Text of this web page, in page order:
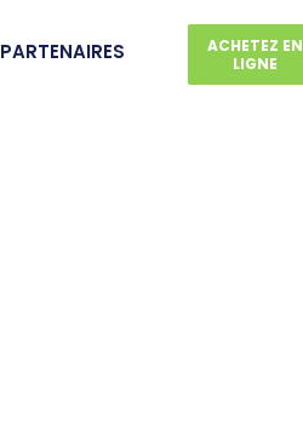
PARTENAIRES
ACHETEZ EN
LIGNE